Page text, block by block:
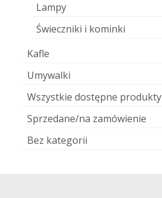
Lampy
Świeczniki i kominki
Kafle
Umywalki
Wszystkie dostępne produkty
Sprzedane/na zamówienie
Bez kategorii